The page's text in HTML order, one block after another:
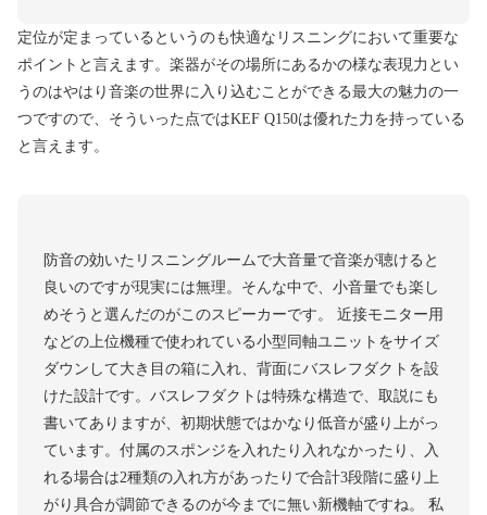
定位が定まっているというのも快適なリスニングにおいて重要な
ポイントと言えます。楽器がその場所にあるかの様な表現力とい
うのはやはり音楽の世界に入り込むことができる最大の魅力の一
つですので、そういった点ではKEF Q150は優れた力を持っている
と言えます。
防音の効いたリスニングルームで大音量で音楽が聴けると
良いのですが現実には無理。そんな中で、小音量でも楽し
めそうと選んだのがこのスピーカーです。 近接モニター用
などの上位機種で使われている小型同軸ユニットをサイズ
ダウンして大き目の箱に入れ、背面にバスレフダクトを設
けた設計です。バスレフダクトは特殊な構造で、取説にも
書いてありますが、初期状態ではかなり低音が盛り上がっ
ています。付属のスポンジを入れたり入れなかったり、入
れる場合は2種類の入れ方があったりで合計3段階に盛り上
がり具合が調節できるのが今までに無い新機軸ですね。 私